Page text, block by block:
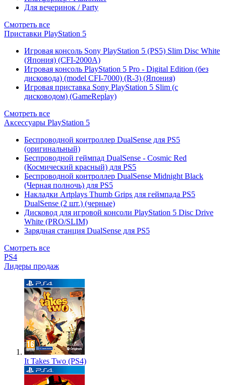
Для вечеринок / Party
Смотреть все
Приставки PlayStation 5
Игровая консоль Sony PlayStation 5 (PS5) Slim Disc White
(Япония) (CFI-2000A)
Игровая консоль PlayStation 5 Pro - Digital Edition (без
дисковода) (model CFI-7000) (R-3) (Япония)
Игровая приставка Sony PlayStation 5 Slim (с
дисководом) (GameReplay)
Смотреть все
Аксессуары PlayStation 5
Беспроводной контроллер DualSense для PS5
(оригинальный)
Беспроводной геймпад DualSense - Cosmic Red
(Космический красный) для PS5
Беспроводной контроллер DualSense Midnight Black
(Черная полночь) для PS5
Накладки Artplays Thumb Grips для геймпада PS5
DualSense (2 шт.) (черные)
Дисковод для игровой консоли PlayStation 5 Disc Drive
White (PRO/SLIM)
Зарядная станция DualSense для PS5
Смотреть все
PS4
Лидеры продаж
It Takes Two (PS4)